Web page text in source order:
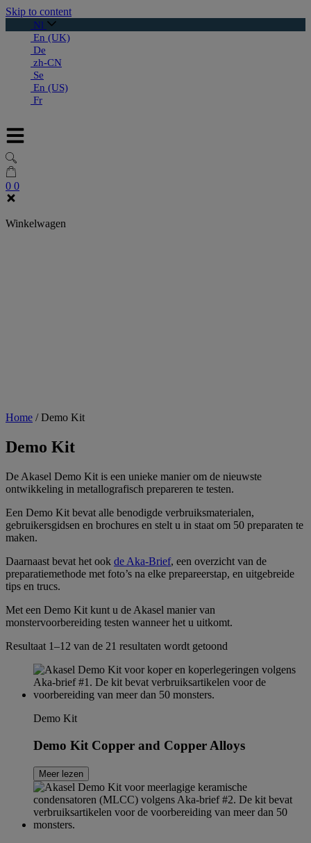
Skip to content
Nl
En (UK)
De
zh-CN
Se
En (US)
Fr
0 0
Winkelwagen
Home /Demo Kit
Demo Kit
De Akasel Demo Kit is een unieke manier om de nieuwste
ontwikkeling in metallografisch prepareren te testen.
Een Demo Kit bevat alle benodigde verbruiksmaterialen,
gebruikersgidsen en brochures en stelt u in staat om 50 preparaten te
maken.
Daarnaast bevat het ook de Aka-Brief, een overzicht van de
preparatiemethode met foto’s na elke prepareerstap, en uitgebreide
tips en trucs.
Met een Demo Kit kunt u de Akasel manier van
monstervoorbereiding testen wanneer het u uitkomt.
Resultaat 1–12 van de 21 resultaten wordt getoond
Demo Kit
Demo Kit Copper and Copper Alloys
Meer lezen